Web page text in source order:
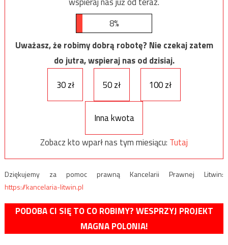
8%
Uważasz, że robimy dobrą robotę? Nie czekaj zatem
do jutra, wspieraj nas od dzisiaj.
30 zł
50 zł 100 zł
Inna kwota
Zobacz kto wparł nas tym miesiącu: Tutaj
Dziękujemy za pomoc prawną Kancelarii Prawnej Litwin:
https://kancelaria-litwin.pl
PODOBA CI SIĘ TO CO ROBIMY? WESPRZYJ PROJEKT
MAGNA POLONIA!